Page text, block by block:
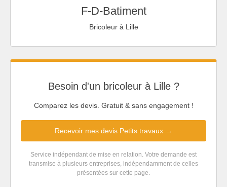
F-D-Batiment
Bricoleur à Lille
Besoin d'un bricoleur à Lille ?
Comparez les devis. Gratuit & sans engagement !
Recevoir mes devis Petits travaux →
Service indépendant de mise en relation. Votre demande est
transmise à plusieurs entreprises, indépendamment de celles
présentées sur cette page.